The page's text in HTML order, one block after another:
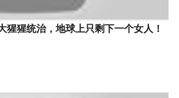
猩猩统治，地球上只剩下一个女人！